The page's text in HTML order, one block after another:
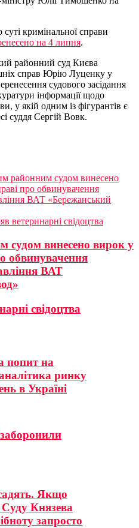
суті кримінальної справи
на 4 липня.
районний суд Києва
справ Юрію Луценку у
судового засідання
інформації щодо
у якій одним із фігурантів є
суддя Сергій Вовк.
районним судом винесено
про обвинувачення
ВАТ «Бережанський
ветеринарні свідоцтва
судом винесено вирок у
обвинувачення
ВАТ
свідоцтва
попит на
ринку
в Україні
Якщо
Князева
запросто